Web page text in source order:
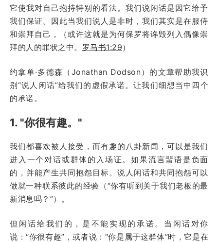
它使我对自己抱持特别的看法。我们说闲话是因它给予
我们保证。因此当我们说人是非时，我们其实是在服侍
和崇拜自己，（或许这就是为何保罗将谗毁列入偶像崇
拜的人的罪状之中。 罗马书1:29）
约拿单·多德森（Jonathan Dodson）的文章帮助我识
别“说人闲话”给我们的虚假承诺。让我们细想当中四个
的承诺。
1. "你很有趣。"
我们都喜欢被人接受，而有趣的八卦新闻，可以是我们
进入一个对话或群体的入场证。如果流言蜚语是负面
的，并能产生共同抱怨目标。说人闲话和共同抱怨可以
做就一种联系彼此的经验（“你有听到关于我们老板的最
新消息吗？”）。
但闲话给我们的，是不能实现的承诺。当闲话对你
说：“你很有趣”，或者说：“你是属于这群体”时，它是在